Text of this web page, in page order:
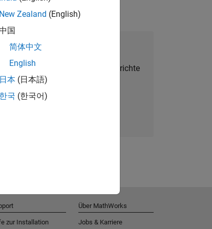
Network beitreten
Stellenangebote, Berichte
Unternehmensneuigkeiten.
New Zealand (English)
国
简体中文
English
日本 (日本語)
한국 (한국어)
zur Installation
Über MathWorks
Jobs & Karriere